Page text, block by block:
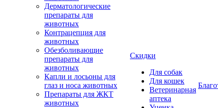
Дерматологические
препараты для
животных
Контрацепция для
животных
Обезболивающие
препараты для
животных
Капли и лосьоны для
глаз и носа животных
Препараты для ЖКТ
животных
Скидки
Для собак
Для кошек
Ветеринарная
аптека